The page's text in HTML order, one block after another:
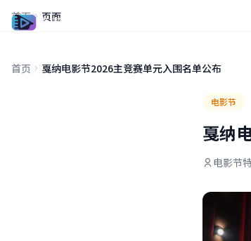
青青草视频网
首页 页面
首页 戛纳电影节2026主竞赛单元入围名单公布
电影节
戛纳
电影节